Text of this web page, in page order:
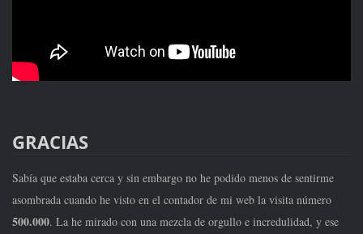
GRACIAS
Sabía que estaba cerca y sin embargo no he podido menos de sentirme
asombrada cuando he visto en el contador de mi web la visita número
500.000. La he mirado con una mezcla de orgullo e incredulidad, y ese